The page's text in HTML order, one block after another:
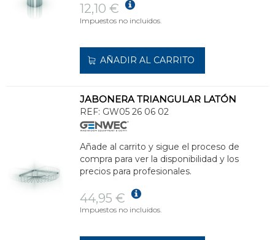
12,10 €
Impuestos no incluidos.
AÑADIR AL CARRITO
JABONERA TRIANGULAR LATÓN
REF: GW05 26 06 02
Añade al carrito y sigue el proceso de
compra para ver la disponibilidad y los
precios para profesionales.
44,95 €
Impuestos no incluidos.